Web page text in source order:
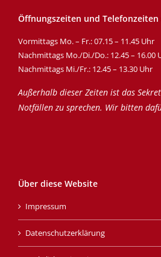
Öffnungszeiten und Telefonzeiten
Vormittags Mo. – Fr.: 07.15 – 11.45 Uhr
Nachmittags Mo./Di./Do.: 12.45 – 16.00
Nachmittags Mi./Fr.: 12.45 – 13.30 Uhr
Außerhalb dieser Zeiten ist das
Notfällen zu sprechen. Wir bitten
Über diese Website
Impressum
Datenschutzerklärung